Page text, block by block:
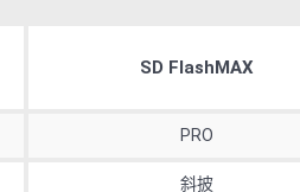
SD FlashMAX
PRO
斜披